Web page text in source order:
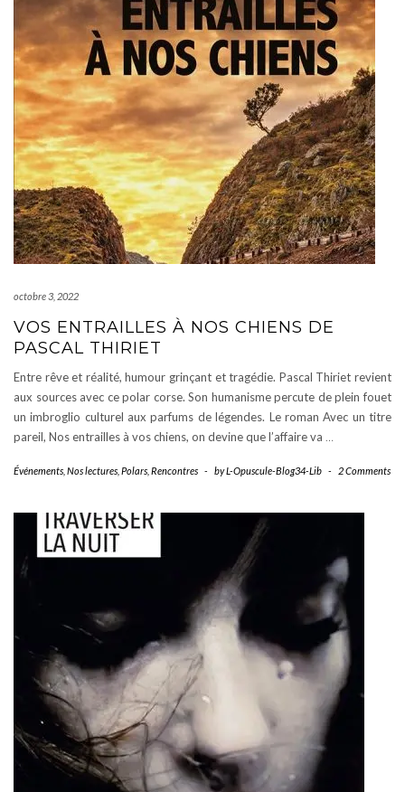
octobre 3, 2022
VOS ENTRAILLES À NOS CHIENS DE
PASCAL THIRIET
Entre rêve et réalité, humour grinçant et tragédie. Pascal Thiriet revient
aux sources avec ce polar corse. Son humanisme percute de plein fouet
un imbroglio culturel aux parfums de légendes. Le roman Avec un titre
pareil, Nos entrailles à vos chiens, on devine que l’affaire va …
Événements Nos lectures Polars Rencontres - byL-Opuscule-Blog34-Lib - 2 Comments